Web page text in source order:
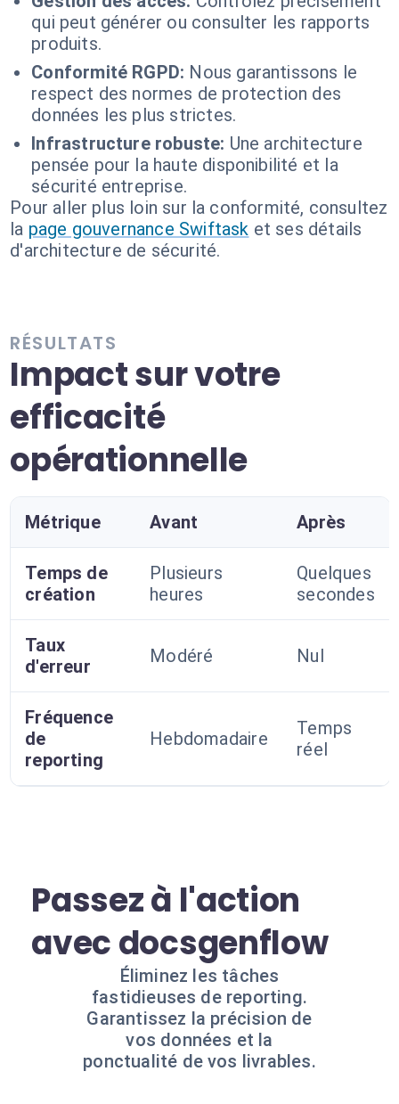
qui peut générer ou consulter les rapports
produits.
Conformité RGPD: Nous garantissons le
respect des normes de protection des
données les plus strictes.
Infrastructure robuste: Une architecture
pensée pour la haute disponibilité et la
sécurité entreprise.
Pour aller plus loin sur la conformité, consultez
la page gouvernance Swiftask et ses détails
d'architecture de sécurité.
RÉSULTATS
Impact sur votre
efficacité
opérationnelle
Métrique Avant Après
Temps de
création
Plusieurs
heures
Quelques
secondes
Taux
d'erreur
Modéré Nul
Fréquence
de
reporting
Hebdomadaire
Temps
réel
Passez à l'action
avec docsgenflow
Éliminez les tâches
fastidieuses de reporting.
Garantissez la précision de
vos données et la
ponctualité de vos livrables.